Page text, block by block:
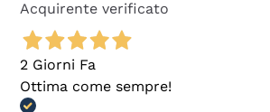
Acquirente verificato
2 Giorni Fa
Ottima come sempre!